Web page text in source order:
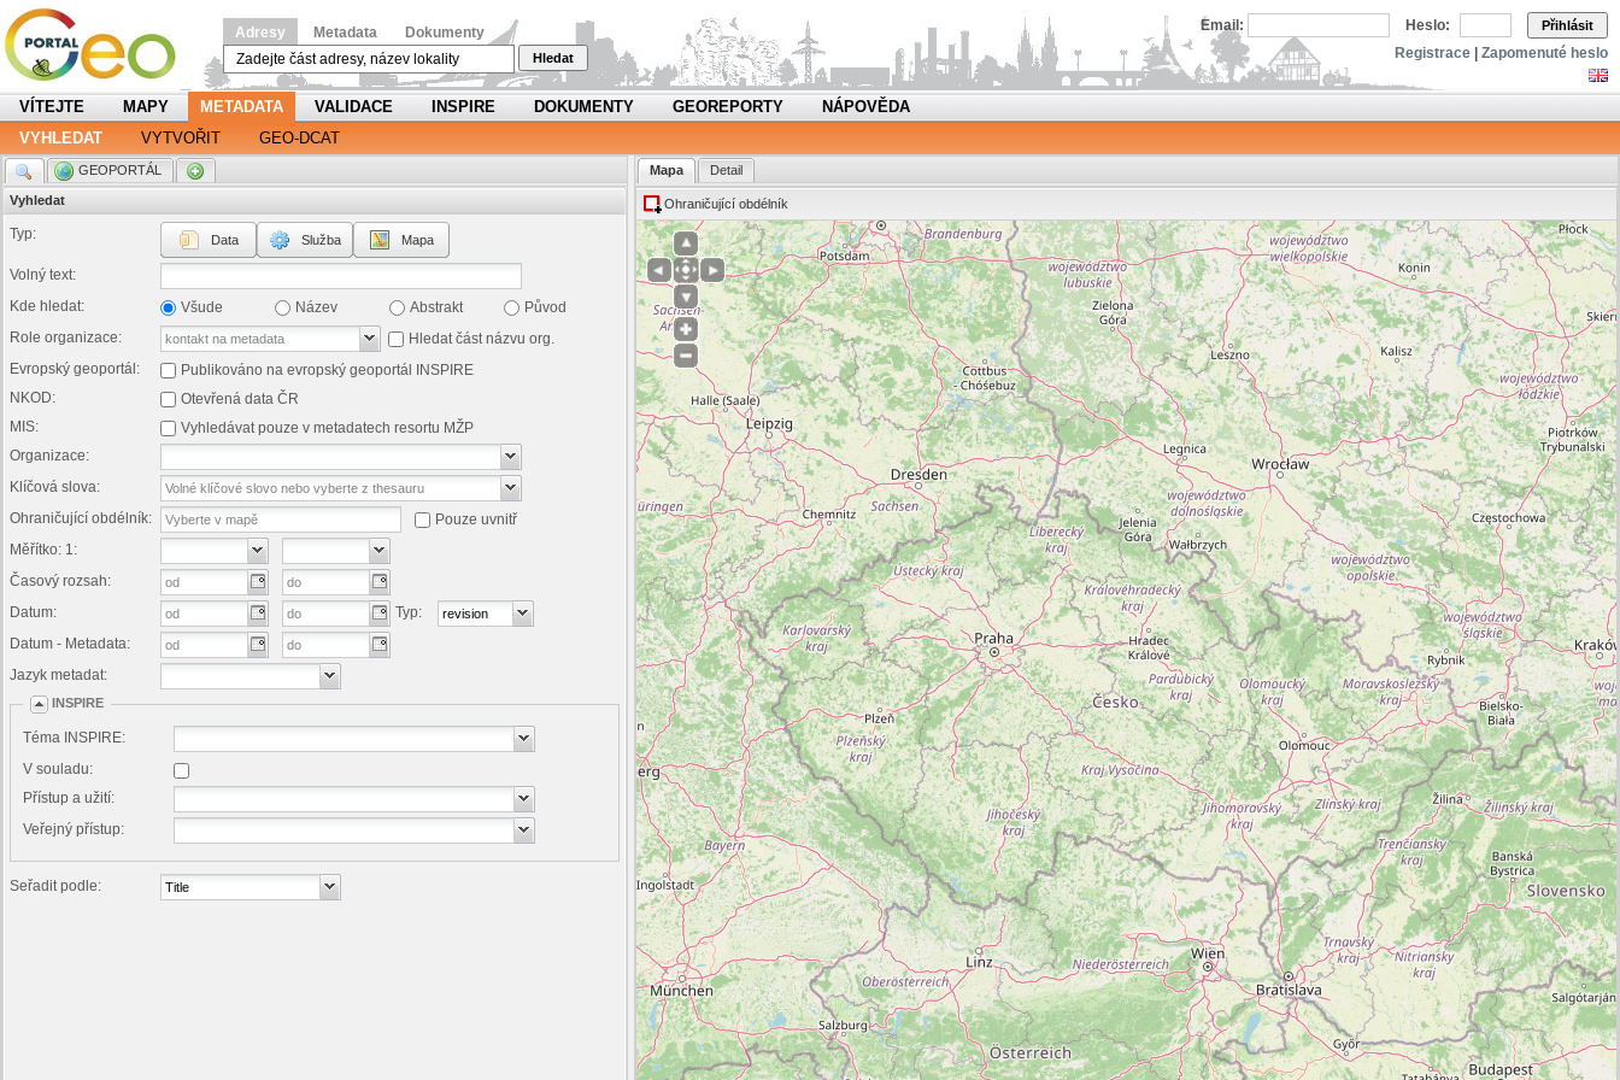
Adresy Metadata Dokumenty
Hledat
Email: Heslo: Přihlásit
Registrace Zapomenuté heslo
VÍTEJTE MAPY METADATA VALIDACE INSPIRE DOKUMENTY GEOREPORTY
NÁPOVĚDA
VYHLEDAT
VYTVOŘIT GEO-DCAT
GEOPORTÁL
Vyhledat
Typ: Data Služba Mapa
Volný text:
Kde hledat:
Všude Název Abstrakt
Původ
Role organizace:
Hledat část názvu org.
Evropský geoportál:
Publikováno na evropský geoportál INSPIRE
NKOD:
Otevřená data ČR
MIS:
Vyhledávat pouze v metadatech resortu MŽP
Organizace:
Klíčová slova:
Ohraničující obdélník:
Pouze uvnitř
Měřítko: 1:
Časový rozsah:
Datum:
Datum - Metadata:
Typ:
Jazyk metadat:
INSPIRE
Téma INSPIRE:
V souladu:
Přístup a užití:
Veřejný přístup:
Seřadit podle:
Mapa Detail
Ohraničující obdélník